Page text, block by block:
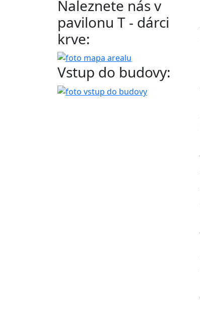
Naleznete nás v
pavilonu T - dárci
krve:
Vstup do budovy: